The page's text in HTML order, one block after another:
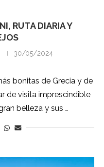
RUTA DIARIA Y
30/05/2024
bonitas de Grecia y de
de visita imprescindible
belleza y sus …